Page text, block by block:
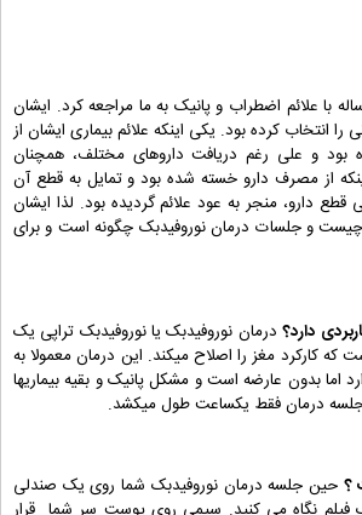
با علائم اضطراب و پانیک به ما مراجعه کرد. ایشان
انتخاب کرده بود. یکی اینکه علائم بیماری ایشان از
و علی رغم دریافت داروهای مختلف، همچنان
از مصرف دارو خسته شده بود و تمایل به قطع آن
دارو، منجر به عود علائم گردیده بود. لذا ایشان
و جلسات درمان نوروفیدبک چگونه است و برای
دارد؟درمان نوروفیدبک یا نوروفیدبک تراپی یک
کارکرد مغز را اصلاح میکند. این درمان معمولا به
اما بدون عارضه است و مشکل پانیک و بقیه بیماریها
درمان فقط یکساعت طول میکشد.
؟ حین جلسه درمان نوروفیدبک شما روی یک صندلی